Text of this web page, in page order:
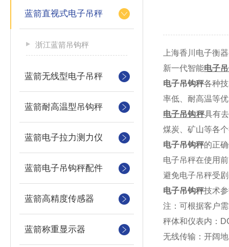
蓝箭直视式电子吊秤
浙江蓝箭吊钩秤
蓝箭无线型电子吊秤
蓝箭耐高温型吊钩秤
蓝箭电子拉力测力仪
蓝箭电子吊钩秤配件
蓝箭高精度传感器
蓝箭称重显示器
上海香川电子衡
新一代智能电子
电子吊钩秤各种
率低、耐高温等
电子吊钩秤具有
煤炭、矿山等各
电子吊钩秤的正
电子吊秤在使用
避免电子吊秤受
电子吊钩秤技术
注：可根据客户
秤体和仪表内 ：
无线传输 ： 开阔地